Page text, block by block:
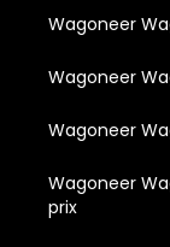
Wagoneer
Wagoneer
Wagoneer
Wagoneer
prix